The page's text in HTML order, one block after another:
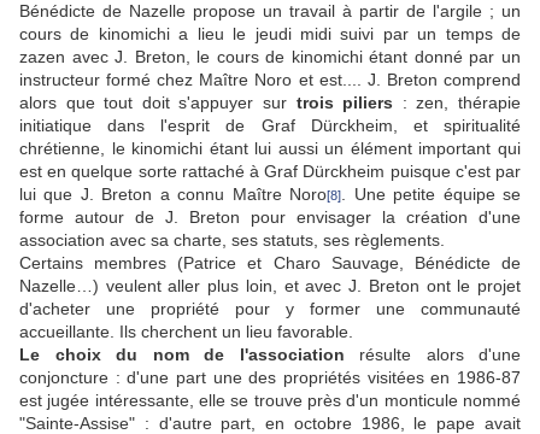
Bénédicte de Nazelle propose un travail à partir de l'argile ; un
cours de kinomichi a lieu le jeudi midi suivi par un temps de
zazen avec J. Breton, le cours de kinomichi étant donné par un
instructeur formé chez Maître Noro et est.... J. Breton comprend
alors que tout doit s'appuyer sur trois piliers : zen, thérapie
initiatique dans l'esprit de Graf Dürckheim, et spiritualité
chrétienne, le kinomichi étant lui aussi un élément important qui
est en quelque sorte rattaché à Graf Dürckheim puisque c'est par
lui que J. Breton a connu Maître Noro[8]
. Une petite équipe se
forme autour de J. Breton pour envisager la création d'une
association avec sa charte, ses statuts, ses règlements.
Certains membres (Patrice et Charo Sauvage, Bénédicte de
Nazelle…) veulent aller plus loin, et avec J. Breton ont le projet
d'acheter une propriété pour y former une communauté
accueillante. Ils cherchent un lieu favorable.
Le choix du nom de l'association résulte alors d'une
conjoncture : d'une part une des propriétés visitées en 1986-87
est jugée intéressante, elle se trouve près d'un monticule nommé
"Sainte-Assise" : d'autre part, en octobre 1986, le pape avait